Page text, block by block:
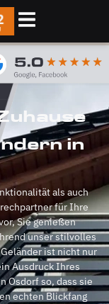
in
als auch
für Ihre
Sie genießen
unser stilvolles
ist nicht nur
Ausdruck Ihres
Osdorf so, dass sie
echten Blickfang